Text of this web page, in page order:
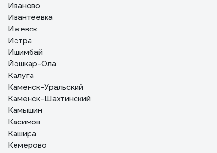
Иваново
Ивантеевка
Ижевск
Истра
Ишимбай
Йошкар-Ола
Калуга
Каменск-Уральский
Каменск-Шахтинский
Камышин
Касимов
Кашира
Кемерово